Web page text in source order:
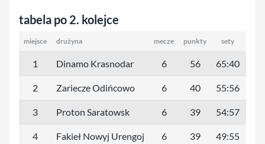
tabela po 2. kolejce
miejsce drużyna mecze punkty sety
1 Dinamo Krasnodar 6 56 65:40
2 Zariecze Odińcowo 6 40 55:56
3 Proton Saratowsk 6 39 54:57
4 Fakieł Nowyj Urengoj 6 39 49:55